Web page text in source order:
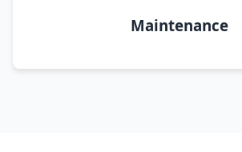
Maintenance